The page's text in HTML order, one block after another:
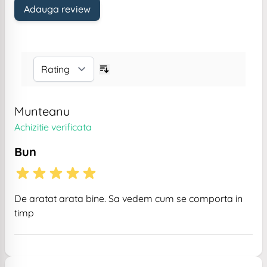
Adauga review
Munteanu
Achizitie verificata
Bun
De aratat arata bine. Sa vedem cum se comporta in
timp